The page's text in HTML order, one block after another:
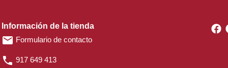
Información de la tienda
email Formulario de contacto
phone 917 649 413